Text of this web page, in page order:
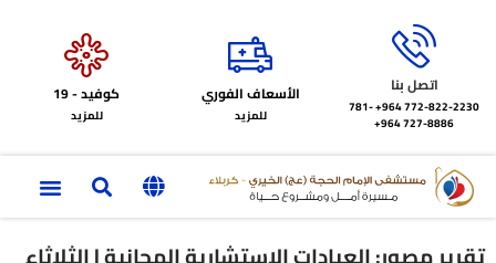
اتصل بنا
772-822-2230‏ 964+
781-
727-8886 964+
الأسعاف الفوري
للمزيد
كوفيد - 19
للمزيد